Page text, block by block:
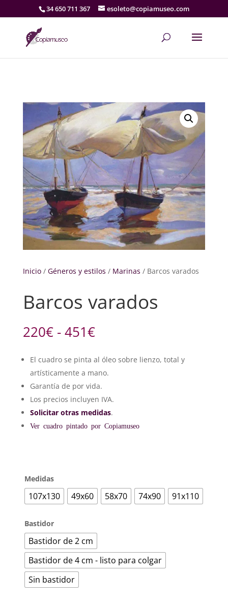
34 650 711 367 esoleto@copiamuseo.com
Inicio/ Géneros y estilos / Marinas / Barcos varados
Barcos varados
220€ - 451€Rango
de
precios:
desde
220€
hasta
451€
El cuadro se pinta al óleo sobre lienzo, total y
artísticamente a mano.
Garantía de por vida.
Los precios incluyen IVA.
Solicitar otras medidas.
Ver cuadro pintado por Copiamuseo
Medidas
107x130 49x60 58x70 74x90 91x110
Bastidor
Bastidor de 2 cm
Bastidor de 4 cm - listo para colgar
Sin bastidor